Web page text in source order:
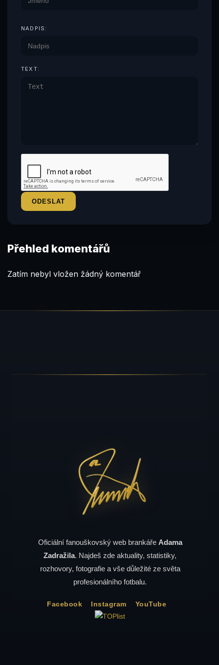
NADPIS:
TEXT:
Přehled komentářů
Zatím nebyl vložen žádný komentář
Oficiální fanouškovský web brankáře Adama
Zadražila. Najdeš zde aktuality, statistiky,
rozhovory, fotografie a vše důležité ze světa
profesionálního fotbalu.
Facebook Instagram YouTube